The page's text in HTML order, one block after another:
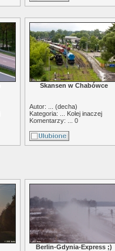
Skansen w Chabówce
Autor: ... (decha)
Kategoria: ... Kolej inaczej
Komentarzy: ... 0
Berlin-Gdynia-Express ;)